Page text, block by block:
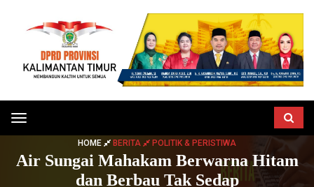
Toggle
navigation
HOME BERITA POLITIK & PERISTIWA
Air Sungai Mahakam Berwarna Hitam
dan Berbau Tak Sedap